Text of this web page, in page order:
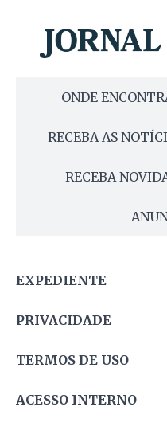
ONDE
RECEBA AS
RECEBA
EXPEDIENTE
PRIVACIDADE
TERMOS DE USO
ACESSO INTERNO